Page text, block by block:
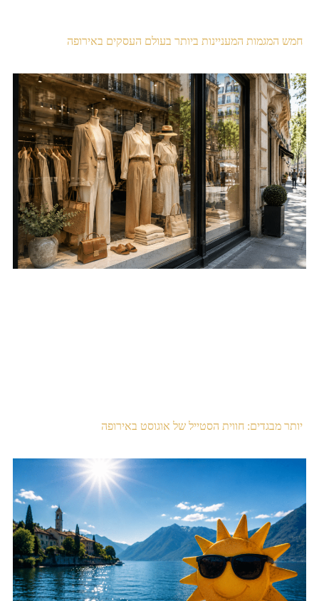
חמש המגמות המעניינות ביותר בעולם העסקים באירופה
יותר מבגדים: חווית הסטייל של אוגוסט באירופה